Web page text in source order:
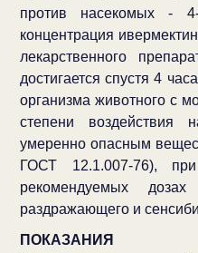
против насекомых -
концентрация
лекарственного
достигается спустя 4
организма животного с
степени воздействия
умеренно опасным
ГОСТ 12.1.007-76),
рекомендуемых
раздражающего и
ПОКАЗАНИЯ